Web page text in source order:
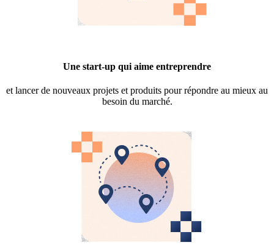
Une start-up qui aime entreprendre
et lancer de nouveaux projets et produits pour répondre au mieux au
besoin du marché.